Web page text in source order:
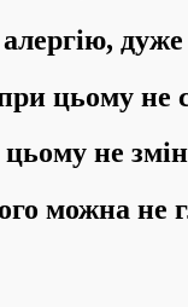
цьому не
не
можна не